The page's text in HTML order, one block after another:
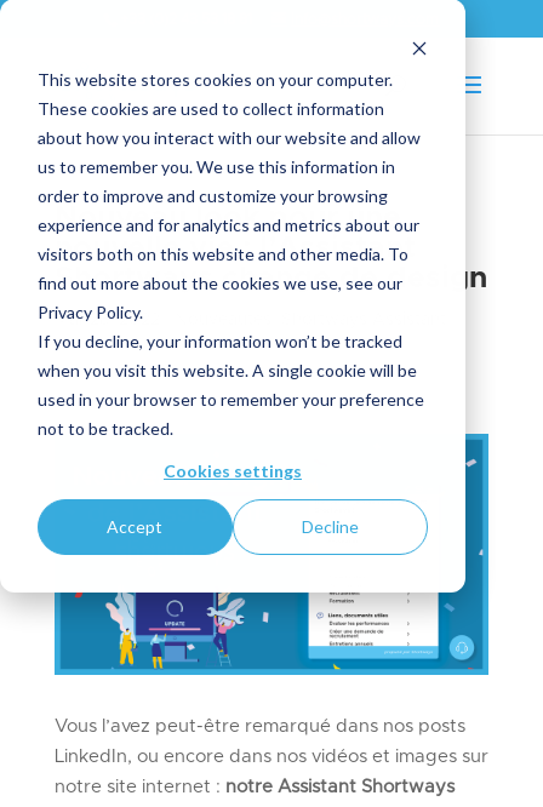
This website stores cookies on your computer.
These cookies are used to collect information
about how you interact with our website and allow
us to remember you. We use this information in
order to improve and customize your browsing
experience and for analytics and metrics about our
visitors both on this website and other media. To
find out more about the cookies we use, see our
Privacy Policy.
If you decline, your information won’t be tracked
when you visit this website. A single cookie will be
used in your browser to remember your preference
not to be tracked.
Cookies settings
Accept Decline
Nouveau look pour une
nouvelle vie : l’Assistant
Shortways change de design
Mar 28, 2022
Vous l’avez peut-être remarqué dans nos posts
LinkedIn, ou encore dans nos vidéos et images sur
notre site internet : notre Assistant Shortways